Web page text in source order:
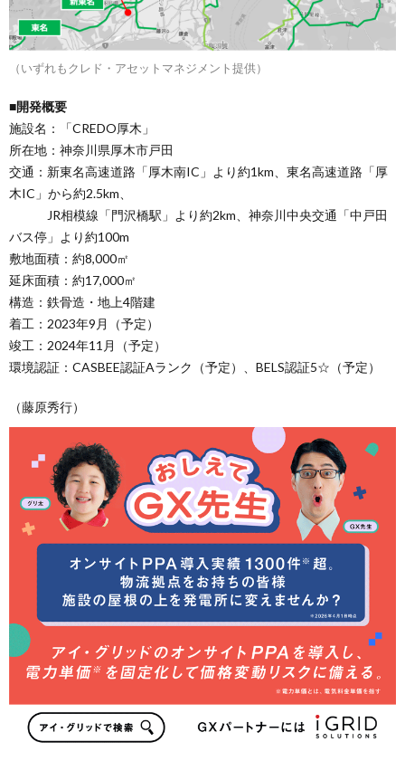
（いずれもクレド・アセットマネジメント提供）
■開発概要
施設名：「CREDO厚木」
所在地：神奈川県厚木市戸田
交通：新東名高速道路「厚木南IC」より約1km、東名高速道路「厚
木IC」から約2.5km、
JR相模線「門沢橋駅」より約2km、神奈川中央交通「中戸田
バス停」より約100m
敷地面積：約8,000㎡
延床面積：約17,000㎡
構造：鉄骨造・地上4階建
着工：2023年9月（予定）
竣工：2024年11月（予定）
環境認証：CASBEE認証Aランク（予定）、BELS認証5☆（予定）
（藤原秀行）